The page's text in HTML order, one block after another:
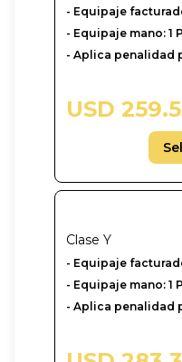
-‎ Equipaje
- Equipaje mano: 1
- Aplica penalidad
USD
Clase Y
-‎ Equipaje
- Equipaje mano: 1
- Aplica penalidad